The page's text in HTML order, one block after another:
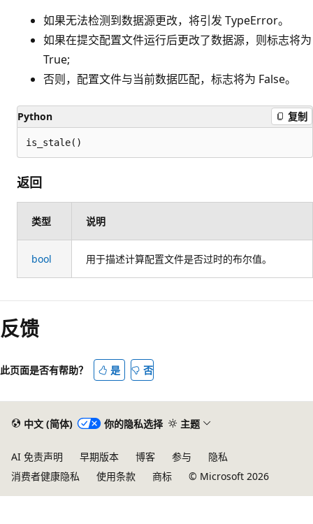
如果无法检测到数据源更改，将引发 TypeError。
如果在提交配置文件运行后更改了数据源，则标志将为
True;
否则，配置文件与当前数据匹配，标志将为 False。
Python 复制
is_stale()
返回
类型 说明
bool 用于描述计算配置文件是否过时的布尔值。
读
模
已
用
反馈
此页面是否有帮助？ 是 否
中文 (简体) 你的隐私选择 主题
AI 免责声明 早期版本 博客 参与
隐私
消费者健康隐私
使用条款 商标 © Microsoft 2026